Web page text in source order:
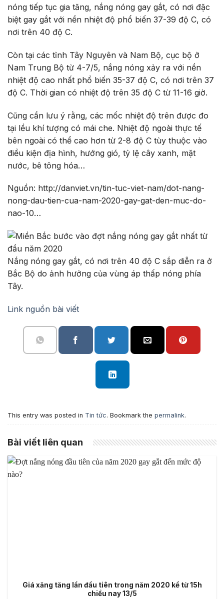
nóng tiếp tục gia tăng, nắng nóng gay gắt, có nơi đặc
biệt gay gắt với nền nhiệt độ phổ biến 37-39 độ C, có
nơi trên 40 độ C.
Còn tại các tỉnh Tây Nguyên và Nam Bộ, cục bộ ở
Nam Trung Bộ từ 4-7/5, nắng nóng xảy ra với nền
nhiệt độ cao nhất phổ biến 35-37 độ C, có nơi trên 37
độ C. Thời gian có nhiệt độ trên 35 độ C từ 11-16 giờ.
Cũng cần lưu ý rằng, các mốc nhiệt độ trên được đo
tại lều khí tượng có mái che. Nhiệt độ ngoài thực tế
bên ngoài có thể cao hơn từ 2-8 độ C tùy thuộc vào
điều kiện địa hình, hướng gió, tỷ lệ cây xanh, mặt
nước, bê tông hóa…
Nguồn: http://danviet.vn/tin-tuc-viet-nam/dot-nang-
nong-dau-tien-cua-nam-2020-gay-gat-den-muc-do-
nao-10…
Nắng nóng gay gắt, có nơi trên 40 độ C sắp diễn ra ở
Bắc Bộ do ảnh hưởng của vùng áp thấp nóng phía
Tây.
Link nguồn bài viết
This entry was posted in Tin tức. Bookmark the permalink.
Bài viết liên quan
Giá xăng tăng lần đầu tiên trong năm 2020 kể từ 15h
chiều nay 13/5